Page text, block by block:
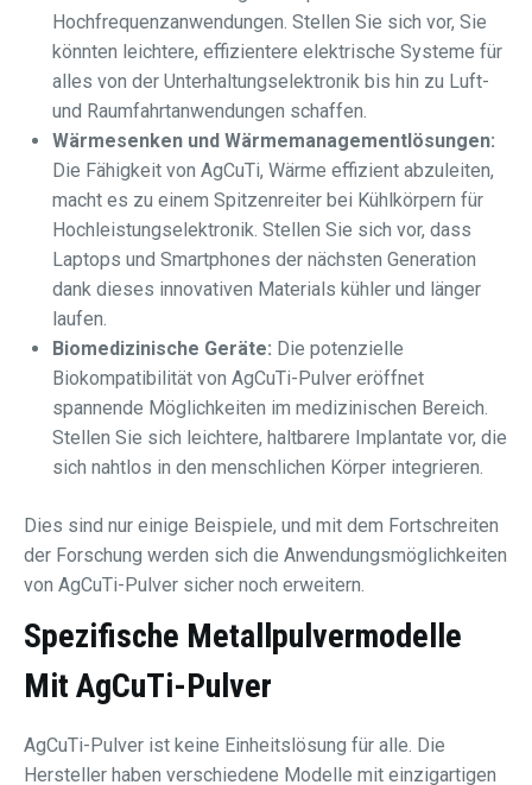
Hochfrequenzanwendungen. Stellen Sie sich vor, Sie
könnten leichtere, effizientere elektrische Systeme für
alles von der Unterhaltungselektronik bis hin zu Luft-
und Raumfahrtanwendungen schaffen.
Wärmesenken und Wärmemanagementlösungen:
Die Fähigkeit von AgCuTi, Wärme effizient abzuleiten,
macht es zu einem Spitzenreiter bei Kühlkörpern für
Hochleistungselektronik. Stellen Sie sich vor, dass
Laptops und Smartphones der nächsten Generation
dank dieses innovativen Materials kühler und länger
laufen.
Biomedizinische Geräte: Die potenzielle
Biokompatibilität von AgCuTi-Pulver eröffnet
spannende Möglichkeiten im medizinischen Bereich.
Stellen Sie sich leichtere, haltbarere Implantate vor, die
sich nahtlos in den menschlichen Körper integrieren.
Dies sind nur einige Beispiele, und mit dem Fortschreiten
der Forschung werden sich die Anwendungsmöglichkeiten
von AgCuTi-Pulver sicher noch erweitern.
Spezifische Metallpulvermodelle
Mit AgCuTi-Pulver
AgCuTi-Pulver ist keine Einheitslösung für alle. Die
Hersteller haben verschiedene Modelle mit einzigartigen